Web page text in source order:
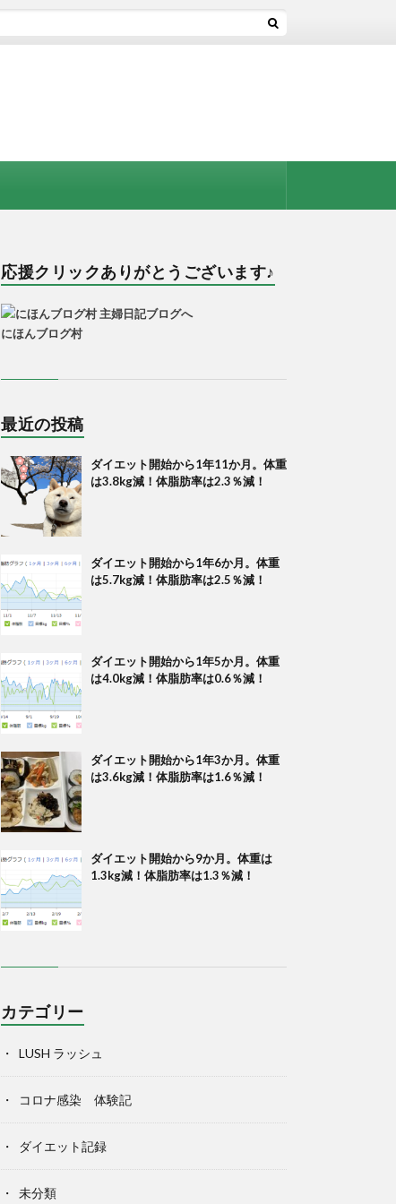
応援クリックありがとうございます♪
にほんブログ村
最近の投稿
ダイエット開始から1年11か月。体重
は3.8kg減！体脂肪率は2.3％減！
ダイエット開始から1年6か月。体重
は5.7kg減！体脂肪率は2.5％減！
ダイエット開始から1年5か月。体重
は4.0kg減！体脂肪率は0.6％減！
ダイエット開始から1年3か月。体重
は3.6kg減！体脂肪率は1.6％減！
ダイエット開始から9か月。体重は
1.3kg減！体脂肪率は1.3％減！
カテゴリー
LUSH ラッシュ
コロナ感染 体験記
ダイエット記録
未分類